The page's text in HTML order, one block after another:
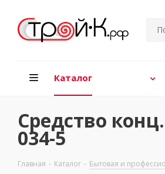
Каталог
Средство
034-5
Главная - Каталог - Бытовая и